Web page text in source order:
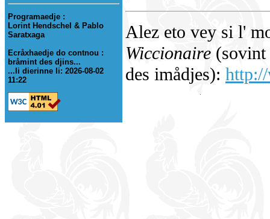
Programaedje :
Lorint Hendschel & Pablo
Saratxaga
Ecråxhaedje do contnou :
bråmint des djins...
...li dierinne li: 2026-08-02
11:22
Alez eto vey si l'
Wiccionaire (sovint
des imådjes):